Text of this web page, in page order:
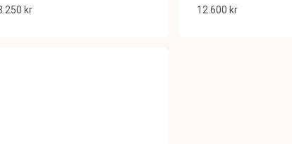
kr 12.600 kr